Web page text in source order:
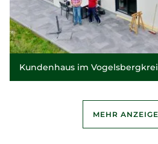
Kundenhaus im
MEHR